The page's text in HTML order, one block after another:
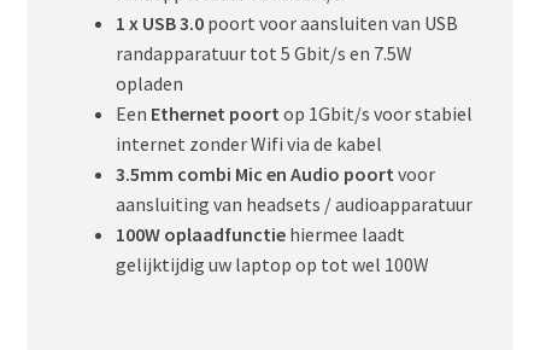
1 x USB 3.0poort voor aansluiten van USB
randapparatuur tot 5 Gbit/s en 7.5W
opladen
Een Ethernet poort op 1Gbit/s voor stabiel
internet zonder Wifi via de kabel
3.5mm combi Mic en Audio poort voor
aansluiting van headsets / audioapparatuur
100W oplaadfunctiehiermee laadt
gelijktijdig uw laptop op tot wel 100W